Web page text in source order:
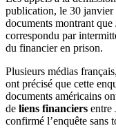
publication, le 30 janvier
documents montrant
correspondu par
du financier en prison.
Plusieurs médias
ont précisé que cette
documents américains
de liens financiers entre
confirmé l’enquête sans